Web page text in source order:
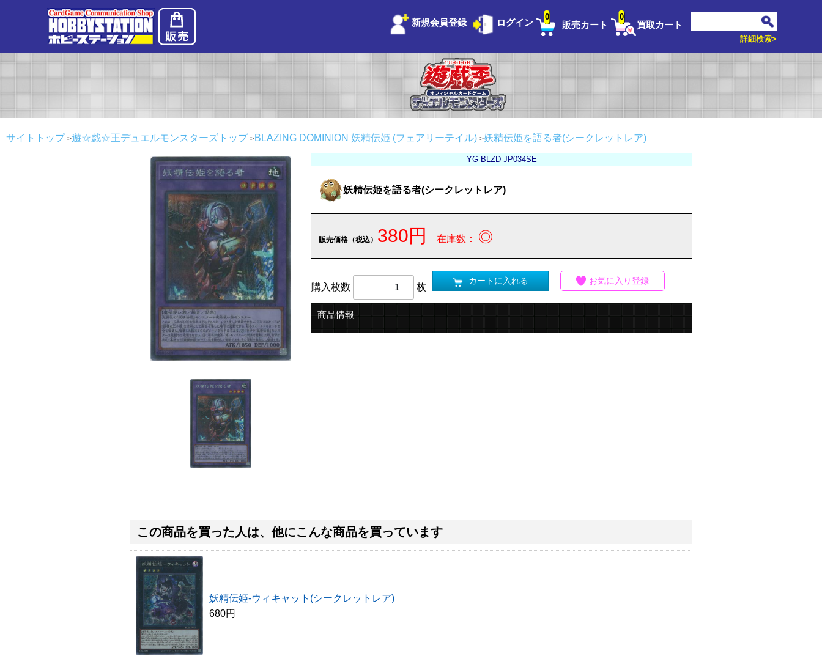
新規会員登録 ログイン 販売カート
0
買取カート
0
詳細検索>
サイトトップ 遊☆戯☆王デュエルモンスターズトップ BLAZING DOMINION 妖精伝姫 (フェアリーテイル) 妖精伝姫を語る者(シークレットレア)
YG-BLZD-JP034SE
妖精伝姫を語る者(シークレットレア)
販売価格（税込） 380円 在庫数： ◎
購入枚数 枚
カートに入れる お気に入り登録
商品情報
この商品を買った人は、他にこんな商品を買っています
妖精伝姫-ウィキャット(シークレットレア)
680円